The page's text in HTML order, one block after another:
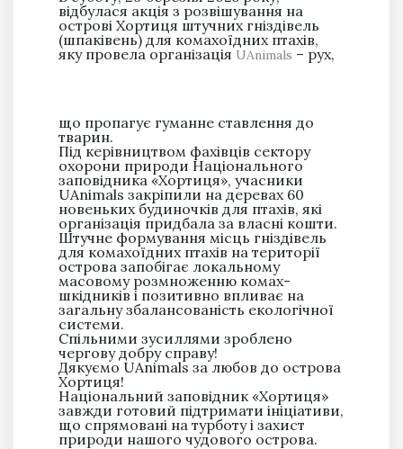
відбулася акція з розвішування на
острові Хортиця штучних гніздівель
(шпаківень) для комахоїдних птахів,
яку провела організація UAnimals – рух,
що пропагує гуманне ставлення до
тварин.
Під керівництвом фахівців сектору
охорони природи Національного
заповідника «Хортиця», учасники
UAnimals закріпили на деревах 60
новеньких будиночків для птахів, які
організація придбала за власні кошти.
Штучне формування місць гніздівель
для комахоїдних птахів на території
острова запобігає локальному
масовому розмноженню комах-
шкідників і позитивно впливає на
загальну збалансованість екологічної
системи.
Спільними зусиллями зроблено
чергову добру справу!
Дякуємо UAnimals за любов до острова
Хортиця!
Національний заповідник «Хортиця»
завжди готовий підтримати ініціативи,
що спрямовані на турботу і захист
природи нашого чудового острова.